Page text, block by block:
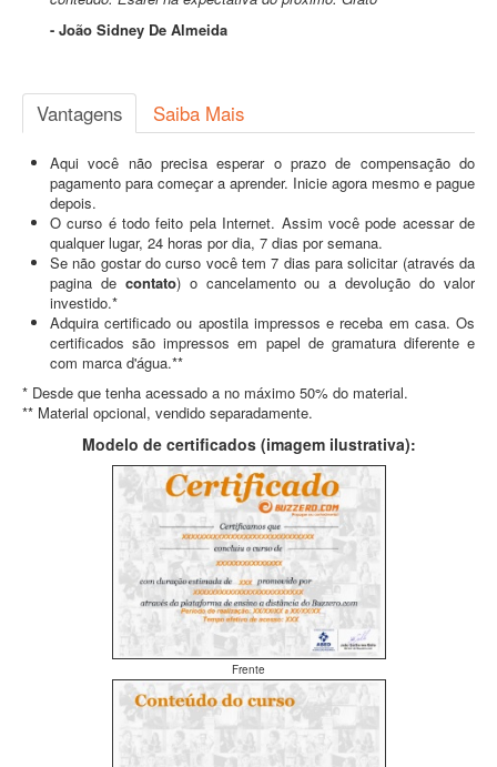
- João Sidney De Almeida
Vantagens Saiba Mais
Aqui você não precisa esperar o prazo de compensação do
pagamento para começar a aprender. Inicie agora mesmo e pague
depois.
O curso é todo feito pela Internet. Assim você pode acessar de
qualquer lugar, 24 horas por dia, 7 dias por semana.
Se não gostar do curso você tem 7 dias para solicitar (através da
pagina de contato) o cancelamento ou a devolução do valor
investido.*
Adquira certificado ou apostila impressos e receba em casa. Os
certificados são impressos em papel de gramatura diferente e
com marca d'água.**
* Desde que tenha acessado a no máximo 50% do material.
** Material opcional, vendido separadamente.
Modelo de certificados (imagem ilustrativa):
Frente